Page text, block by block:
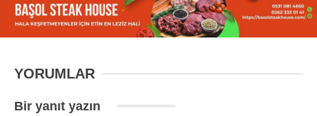
YORUMLAR
Bir yanıt yazın